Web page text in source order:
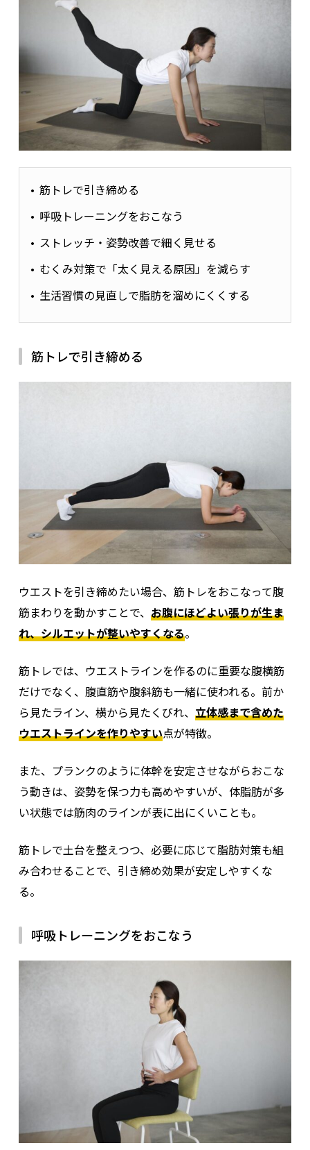
筋トレで引き締める
呼吸トレーニングをおこなう
ストレッチ・姿勢改善で細く見せる
むくみ対策で「太く見える原因」を減らす
生活習慣の見直しで脂肪を溜めにくくする
筋トレで引き締める
ウエストを引き締めたい場合、筋トレをおこなって腹
筋まわりを動かすことで、 お腹にほどよい張りが生ま
れ、シルエットが整いやすくなる。
筋トレでは、ウエストラインを作るのに重要な腹横筋
だけでなく、腹直筋や腹斜筋も一緒に使われる。前か
ら見たライン、横から見たくびれ、 立体感まで含めた
ウエストラインを作りやすい点が特徴。
また、プランクのように体幹を安定させながらおこな
う動きは、姿勢を保つ力も高めやすいが、 体脂肪が多
い状態では筋肉のラインが表に出にくいことも。
筋トレで土台を整えつつ、必要に応じて脂肪対策も組
み合わせることで、引き締め効果が安定しやすくな
る。
呼吸トレーニングをおこなう